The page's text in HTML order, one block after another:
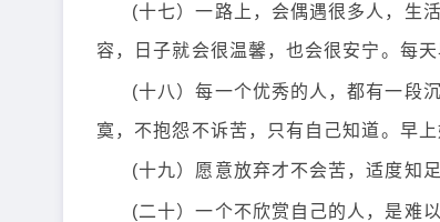
(十七）一路上，会偶遇很多人，生
容，日子就会很温馨，也会很安宁。每
(十八）每一个优秀的人，都有一段
寞，不抱怨不诉苦，只有自己知道。早上
(十九）愿意放弃才不会苦，适度知
(二十）一个不欣赏自己的人，是难